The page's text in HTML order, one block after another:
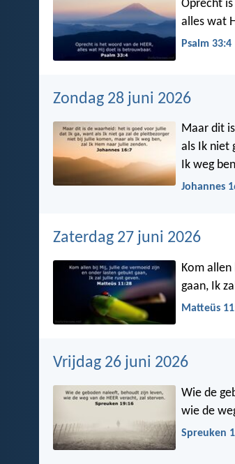
Oprecht
alles wat
Psalm 33:4
Zondag 28 juni 2026
Maar dit
als Ik niet
Ik weg
Johannes
Zaterdag 27 juni 2026
Kom
gaan, Ik
Matteüs
Vrijdag 26 juni 2026
Wie de
wie de
Spreuken